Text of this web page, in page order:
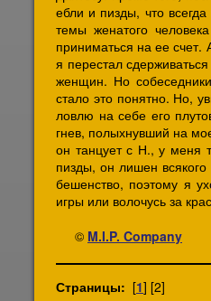
ебли и пизды, что
темы женатого
приниматься на ее
я перестал
женщин. Но
стало это понятно. Но,
ловлю на себе его
гнев, полыхнувший на
он танцует с Н., у меня
пизды, он лишен
бешенство, поэтому я
игры или волочусь за
© M.I.P. Company
Страницы: [1] [2]